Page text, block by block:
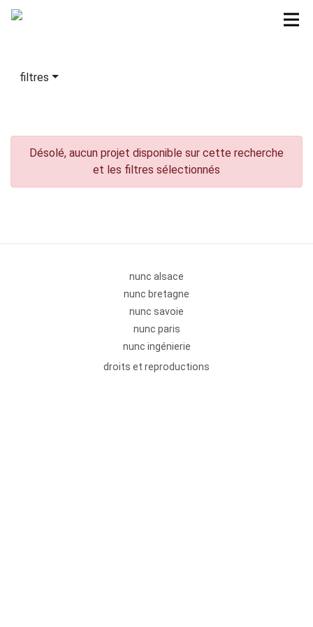
filtres
Désolé, aucun projet disponible sur cette recherche
et les filtres sélectionnés
nunc alsace
nunc bretagne
nunc savoie
nunc paris
nunc ingénierie
droits et reproductions